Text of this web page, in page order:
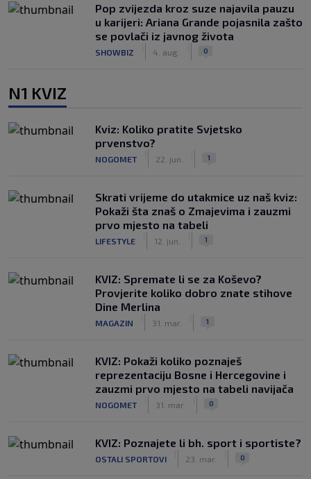
Pop zvijezda kroz suze najavila pauzu
u karijeri: Ariana Grande pojasnila zašto
se povlači iz javnog života
SHOWBIZ 4. aug. 0
N1 KVIZ
Kviz: Koliko pratite Svjetsko
prvenstvo?
NOGOMET 22. jun. 1
Skrati vrijeme do utakmice uz naš kviz:
Pokaži šta znaš o Zmajevima i zauzmi
prvo mjesto na tabeli
LIFESTYLE 12. jun. 1
KVIZ: Spremate li se za Koševo?
Provjerite koliko dobro znate stihove
Dine Merlina
MAGAZIN 31. mar. 1
KVIZ: Pokaži koliko poznaješ
reprezentaciju Bosne i Hercegovine i
zauzmi prvo mjesto na tabeli navijača
NOGOMET 31. mar. 0
KVIZ: Poznajete li bh. sport i sportiste?
OSTALI SPORTOVI 23. mar. 0